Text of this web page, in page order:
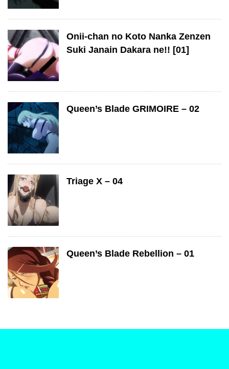
Onii-chan no Koto Nanka Zenzen
Suki Janain Dakara ne!! [01]
Queen’s Blade GRIMOIRE – 02
Triage X – 04
Queen’s Blade Rebellion – 01